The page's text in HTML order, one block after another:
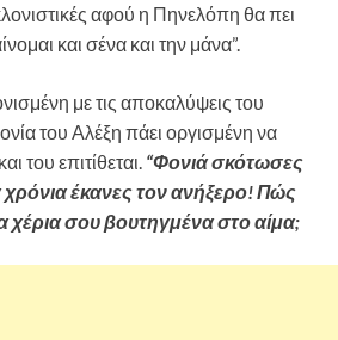
αφού η Πηνελόπη θα πει
και σένα και την μάνα”.
με τις αποκαλύψεις του
του Αλέξη πάει οργισμένη να
του επιτίθεται. “Φονιά σκότωσες
χρόνια έκανες τον ανήξερο! Πώς
χέρια σου βουτηγμένα στο αίμα;